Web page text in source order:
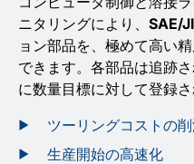
ニタリングにより、 SAE/
ョン部品を、極めて高い
できます。各部品は追跡
に数量目標に対して登録さ
ツーリングコストの
生産開始の高速化